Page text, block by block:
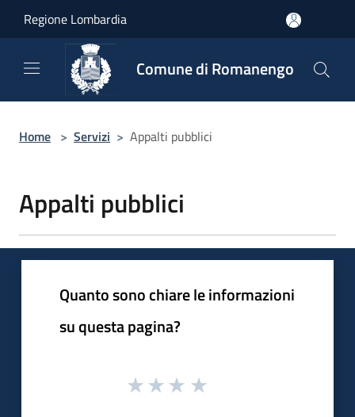
Regione Lombardia
Comune di Romanengo
Home > Servizi > Appalti pubblici
Appalti pubblici
Quanto sono chiare le informazioni
su questa pagina?